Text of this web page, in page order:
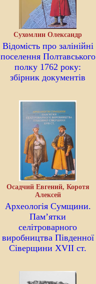
Сухомлин Олександр
Відомість про залінійні
поселення Полтавського
полку 1762 року:
збірник документів
Осадчий Евгений, Коротя
Алексей
Археологія Сумщини.
Пам’ятки
селітроварного
виробництва Південної
Сіверщини XVII ст.